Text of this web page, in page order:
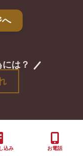
へ
は？
込み お電話